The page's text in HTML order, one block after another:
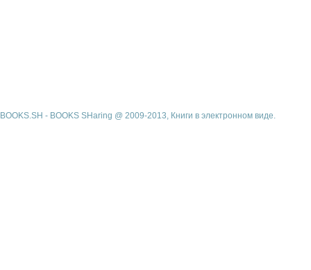
BOOKS.SH - BOOKS SHaring @ 2009-2013, Книги в электронном виде.